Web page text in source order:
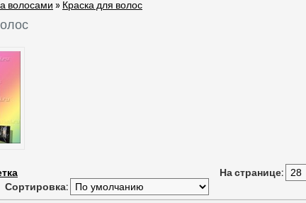
волосами » Краска для волос
На странице:
Сортировка: